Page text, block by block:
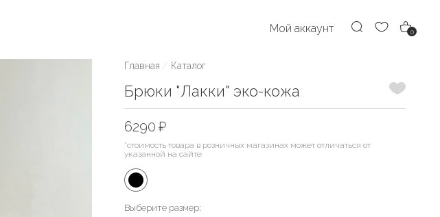
Мой аккаунт 0
Главная Каталог
Брюки "Лакки" эко-кожа
6290 ₽
*стоимость товара в розничных магазинах может отличаться от
указанной на сайте
Выберите размер: